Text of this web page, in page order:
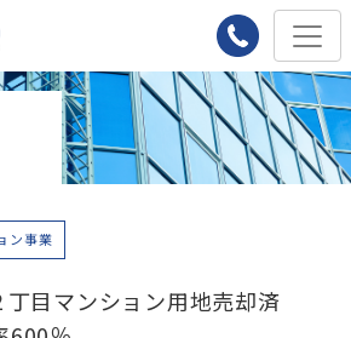
ン事業
丁目マンション用地売却済